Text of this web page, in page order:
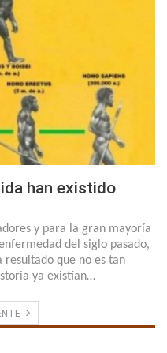
han existido
y para la gran mayoría
del siglo pasado,
resultado que no es tan
ya existían…